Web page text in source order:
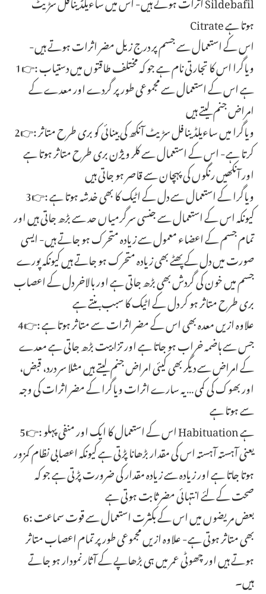
Citrate ہوتا ہے
-اس کے استعمال سے جسم پر درج زیل مضر اثرات ہوتے ہیں
1👉: ویاگرا اس کا تجارتی نام ہے جو کہ مختلف طاقتوں میں دستیاب
ہے اس کے استعمال سے مجموعی طور پر گردے اور معدے کے
امراض جنم لیتے ہیں
2👉: ویاگرا میں ساءیلڈ ینافل سڑیٹ آنکھ کی بینائی کو بری طرح متاثر
کرتا ہے- اس کے استعمال سے کلر ویژن بری طرح متاثر ہوتا ہے
اور آنکھیں رنگوں کی پہچان سے قاصر ہو جاتی ہیں
3👉: ویاگرا کے استعمال سے دل کے اٹیک کا بھی خدشہ ہوتا ہے
کیونکہ اس کے استعمال سے جنسی سرگرمیاں حد سے بڑھ جاتی ہیں اور
تمام جسم کے اعضاء معمول سے زیادہ متحرک ہو جاتے ہیں- ایسی
صورت میں دل کے پھٹے بھی زیادہ متحرک ہو جاتے ہیں کیونکہ پورے
جسم میں خون کی گردش بھی بڑھ جاتی ہے اور بالاخر دل کے اعصاب
بری طرح متاثر ہو کر دل کے اٹیک کا سبب بنتے ہے
4👉: علاوہ ازیں معدہ بھی اس کے مضر اثرات سے متاثر ہوتا ہے
جس سے ہاضمہ خراب ہو جاتا ہے اور تزابیت بڑھ جاتی ہے معدے
کے امراض سے دیگر بھی کیئی امراض جنم لیتے ہیں مثلا سر درد، قبض،
اور بھوک کی کمی … یہ سارے اثرات ویاگرا کے مضر اثرات کی وجہ
سے ہوتا ہے
5👉: اس کے استعمال کا ایک اور منفی پہلو Habituation ہے
یعنی آہستہ آہستہ اس کی مقدار بڑھانا پڑتی ہے کیونکہ اعصابی نظام کمزور
ہوتا جاتا ہے اور زیادہ سے زیادہ مقدار کی ضرورت پڑتی ہے جو کہ
صحت کے لئے انتہائی مضر ثابت ہوتی ہے
6: بعض مریضوں میں اس کے بکثرت استعمال سے قوت سماعت
بھی متاثر ہوتی ہے- علاوہ ازیں مجموعی طور پر تمام اعصاب متاثر
ہوتے ہیں اور چھوٹی عمر میں ہی بڑھاپے کے آثار نمودار ہو جاتے
ہیں۔